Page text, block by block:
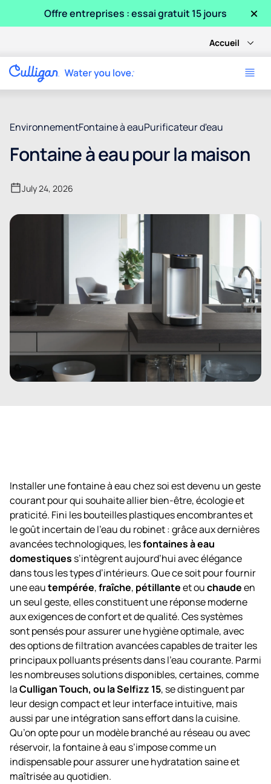
Offre entreprises : essai gratuit 15 jours ×
Accueil
EnvironnementFontaine à eauPurificateur d'eau
Fontaine à eau pour la maison
July 24, 2026
Installer une fontaine à eau chez soi est devenu un geste
courant pour qui souhaite allier bien-être, écologie et
praticité. Fini les bouteilles plastiques encombrantes et
le goût incertain de l’eau du robinet : grâce aux dernières
avancées technologiques, lesfontaines à eau
domestiques s’intègrent aujourd’hui avec élégance
dans tous les types d’intérieurs. Que ce soit pour fournir
une eautempérée,fraîche, pétillanteet ouchaudeen
un seul geste, elles constituent une réponse moderne
aux exigences de confort et de qualité. Ces systèmes
sont pensés pour assurer une hygiène optimale, avec
des options de filtration avancées capables de traiter les
principaux polluants présents dans l’eau courante. Parmi
les nombreuses solutions disponibles, certaines, comme
laCulligan Touch, ou la Selfizz 15, se distinguent par
leur design compact et leur interface intuitive, mais
aussi par une intégration sans effort dans la cuisine.
Qu’on opte pour un modèle branché au réseau ou avec
réservoir, la fontaine à eau s’impose comme un
indispensable pour assurer une hydratation saine et
maîtrisée au quotidien.